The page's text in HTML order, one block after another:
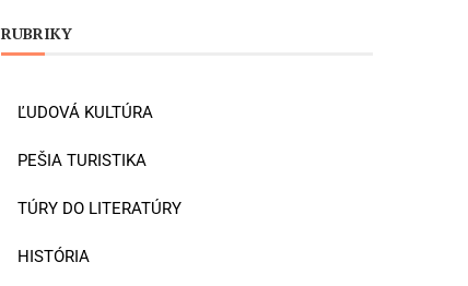
RUBRIKY
ĽUDOVÁ KULTÚRA
PEŠIA TURISTIKA
TÚRY DO LITERATÚRY
HISTÓRIA